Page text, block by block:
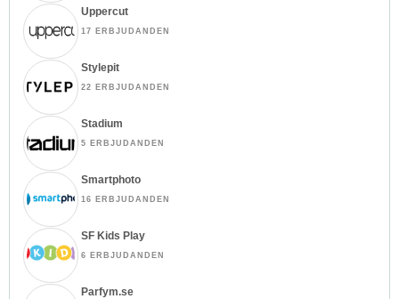
Uppercut
17 ERBJUDANDEN
Stylepit
22 ERBJUDANDEN
Stadium
5 ERBJUDANDEN
Smartphoto
16 ERBJUDANDEN
SF Kids Play
6 ERBJUDANDEN
Parfym.se